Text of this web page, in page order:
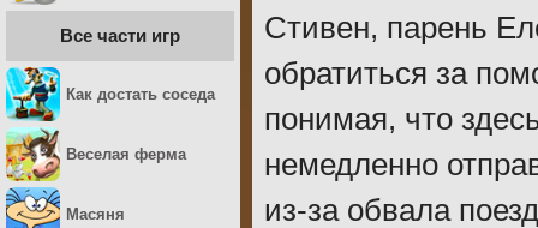
Стивен, парень
обратиться за
понимая, что
немедленно
из-за обвала
Все части игр
Как достать соседа
Веселая ферма
Масяня